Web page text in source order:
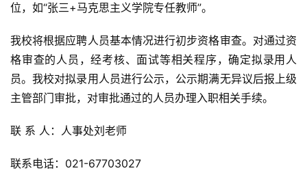
位，如“张三+马克思主义学院专任教师”。
我校将根据应聘人员基本情况进行初步资格审查。对通过资
格审查的人员，经考核、面试等相关程序，确定拟录用人
员。我校对拟录用人员进行公示，公示期满无异议后报上级
主管部门审批，对审批通过的人员办理入职相关手续。
联 系 人：人事处刘老师
联系电话：021-67703027